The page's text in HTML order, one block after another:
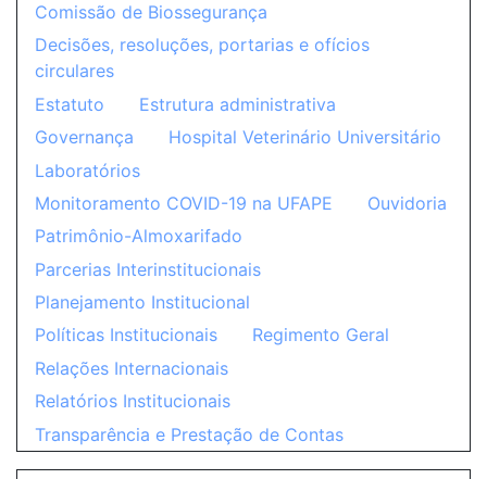
Comissão de Biossegurança
Decisões, resoluções, portarias e ofícios
circulares
Estatuto
Estrutura administrativa
Governança
Hospital Veterinário Universitário
Laboratórios
Monitoramento COVID-19 na UFAPE
Ouvidoria
Patrimônio-Almoxarifado
Parcerias Interinstitucionais
Planejamento Institucional
Políticas Institucionais
Regimento Geral
Relações Internacionais
Relatórios Institucionais
Transparência e Prestação de Contas